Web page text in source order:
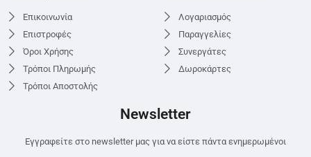
Επικοινωνία
Επιστροφές
Όροι Χρήσης
Τρόποι Πληρωμής
Τρόποι Αποστολής
Λογαριασμός
Παραγγελίες
Συνεργάτες
Δωροκάρτες
Newsletter
Εγγραφείτε στο newsletter μας για να είστε πάντα ενημερωμένοι